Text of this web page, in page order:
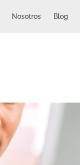
Nosotros Blog